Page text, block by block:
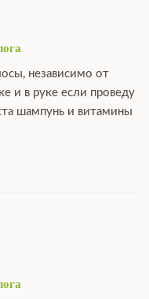
независимо от
и в руке если проведу
шампунь и витамины